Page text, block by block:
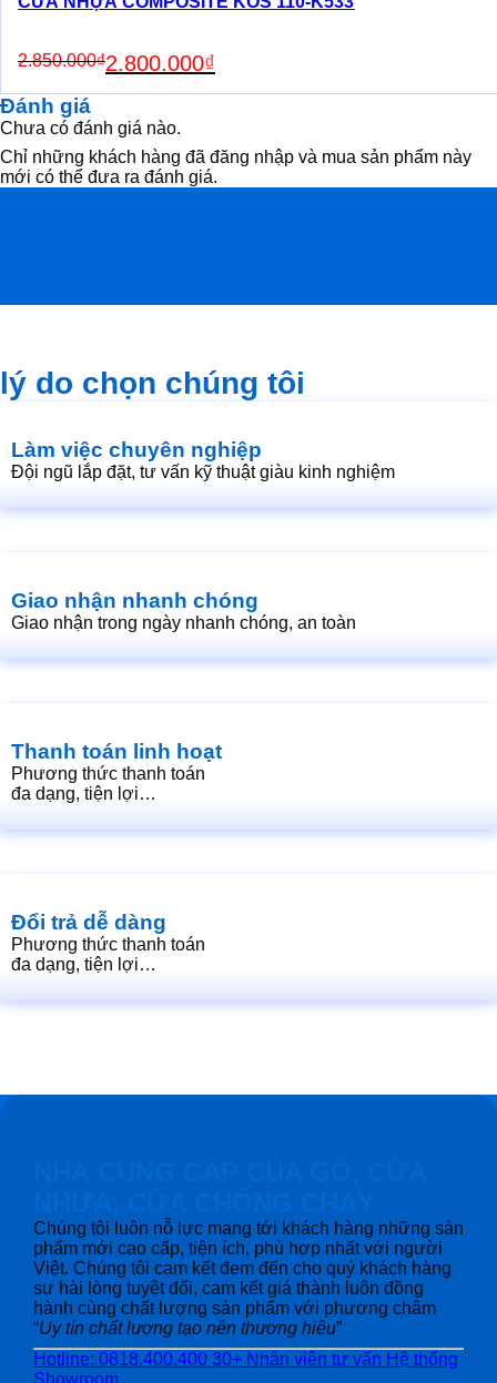
2.850.000₫
price
was:
2.800.000₫
price
is:
Đánh giá
Chưa có đánh giá nào.
Chỉ những khách hàng đã đăng nhập và mua sản phẩm này
mới có thể đưa ra đánh giá.
lý do chọn chúng tôi
Làm việc chuyên nghiệp
Đội ngũ lắp đặt, tư vấn kỹ thuật giàu kinh nghiệm
Giao nhận nhanh chóng
Giao nhận trong ngày nhanh chóng, an toàn
Thanh toán linh hoạt
Phương thức thanh toán
đa dạng, tiện lợi…
Đổi trả dễ dàng
Phương thức thanh toán
đa dạng, tiện lợi…
Chúng tôi luôn nỗ lực mang tới khách hàng những sản
phẩm mới cao cấp, tiện ích, phù hợp nhất với người
Việt. Chúng tôi cam kết đem đến cho quý khách hàng
sự hài lòng tuyệt đối, cam kết giá thành luôn đồng
hành cùng chất lượng sản phẩm với phương châm
“Uy tín chất lượng tạo nên thương hiệu”
Hotline: 0818.400.400 30+ Nhân viên tư vấn Hệ thống
Showroom